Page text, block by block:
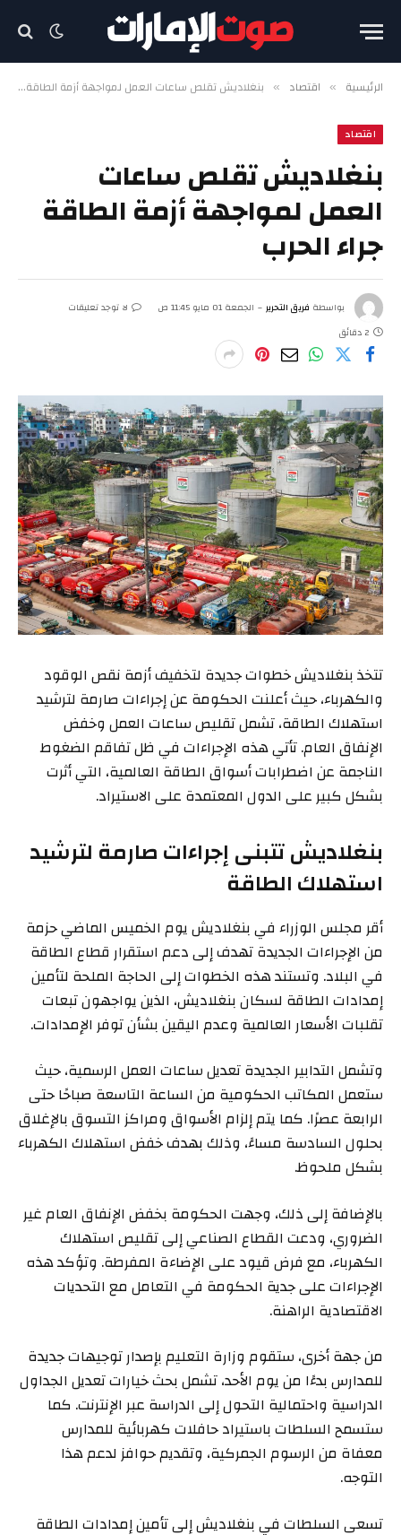
الرئيسية » اقتصاد » بنغلاديش تقلص ساعات العمل لمواجهة أزمة الطاقة جراء الحرب
اقتصاد
بنغلاديش تقلص ساعات
العمل لمواجهة أزمة الطاقة
جراء الحرب
بواسطة فريق التحرير الجمعة 01 مايو 11:45 ص
لا توجد تعليقات
2 دقائق
تتخذ بنغلاديش خطوات جديدة لتخفيف أزمة نقص الوقود
والكهرباء، حيث أعلنت الحكومة عن إجراءات صارمة لترشيد
استهلاك الطاقة، تشمل تقليص ساعات العمل وخفض
الإنفاق العام. تأتي هذه الإجراءات في ظل تفاقم الضغوط
الناجمة عن اضطرابات أسواق الطاقة العالمية، التي أثرت
بشكل كبير على الدول المعتمدة على الاستيراد.
بنغلاديش تتبنى إجراءات صارمة لترشيد
استهلاك الطاقة
أقر مجلس الوزراء في بنغلاديش يوم الخميس الماضي حزمة
من الإجراءات الجديدة تهدف إلى دعم استقرار قطاع الطاقة
في البلاد. وتستند هذه الخطوات إلى الحاجة الملحة لتأمين
إمدادات الطاقة لسكان بنغلاديش، الذين يواجهون تبعات
تقلبات الأسعار العالمية وعدم اليقين بشأن توفر الإمدادات.
وتشمل التدابير الجديدة تعديل ساعات العمل الرسمية، حيث
ستعمل المكاتب الحكومية من الساعة التاسعة صباحًا حتى
الرابعة عصرًا. كما يتم إلزام الأسواق ومراكز التسوق بالإغلاق
بحلول السادسة مساءً، وذلك بهدف خفض استهلاك الكهرباء
بشكل ملحوظ.
بالإضافة إلى ذلك، وجهت الحكومة بخفض الإنفاق العام غير
الضروري، ودعت القطاع الصناعي إلى تقليص استهلاك
الكهرباء، مع فرض قيود على الإضاءة المفرطة. وتؤكد هذه
الإجراءات على جدية الحكومة في التعامل مع التحديات
الاقتصادية الراهنة.
من جهة أخرى، ستقوم وزارة التعليم بإصدار توجيهات جديدة
للمدارس بدءًا من يوم الأحد، تشمل بحث خيارات تعديل الجداول
الدراسية واحتمالية التحول إلى الدراسة عبر الإنترنت. كما
ستسمح السلطات باستيراد حافلات كهربائية للمدارس
معفاة من الرسوم الجمركية، وتقديم حوافز لدعم هذا
التوجه.
تسعى السلطات في بنغلاديش إلى تأمين إمدادات الطاقة